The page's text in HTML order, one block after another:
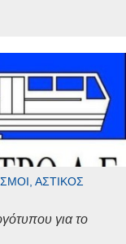
ΑΣΤΙΚΌΣ
για το